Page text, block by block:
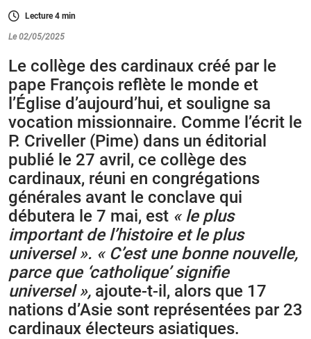
Lecture4 min
Le 02/05/2025
Le collège des cardinaux créé par le
pape François reflète le monde et
l’Église d’aujourd’hui, et souligne sa
vocation missionnaire. Comme l’écrit le
P. Criveller (Pime) dans un éditorial
publié le 27 avril, ce collège des
cardinaux, réuni en congrégations
générales avant le conclave qui
débutera le 7 mai, est « le plus
important de l’histoire et le plus
universel ». « C’est une bonne nouvelle,
parce que ‘catholique’ signifie
universel », ajoute-t-il, alors que 17
nations d’Asie sont représentées par 23
cardinaux électeurs asiatiques.